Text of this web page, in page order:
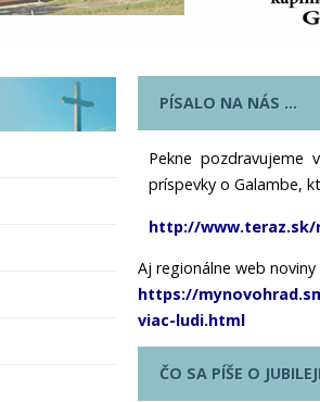
PÍSALO NA NÁS …
Pekne
príspevky o Galambe,
http://
Aj regionálne web
https://
viac-ludi.html
ČO SA PÍŠE O